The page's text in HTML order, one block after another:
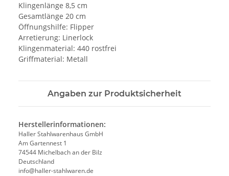
Klingenlänge 8,5 cm
Gesamtlänge 20 cm
Öffnungshilfe: Flipper
Arretierung: Linerlock
Klingenmaterial: 440 rostfrei
Griffmaterial: Metall
Angaben zur Produktsicherheit
Herstellerinformationen:
Haller Stahlwarenhaus GmbH
Am Gartennest 1
74544 Michelbach an der Bilz
Deutschland
info@haller-stahlwaren.de